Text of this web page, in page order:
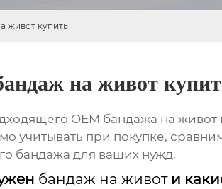
живот купить
на живот
OEM бандажа на живот
учитывать при покупке,
бандажа для ваших нужд.
бандаж на животи